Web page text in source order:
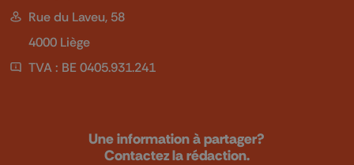
Rue du Laveu, 58
4000 Liège
TVA : BE 0405.931.241
Une information à partager?
Contactez la rédaction.